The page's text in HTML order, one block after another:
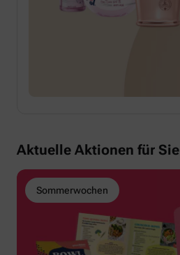
Aktuelle Aktionen für Sie
Sommerwochen